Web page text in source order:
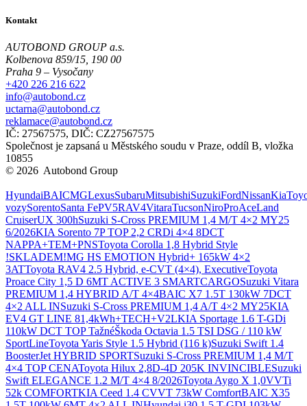
Kontakt
AUTOBOND GROUP a.s.
Kolbenova 859/15, 190 00
Praha 9 – Vysočany
+420 226 216 622
info@autobond.cz
uctarna@autobond.cz
reklamace@autobond.cz
IČ: 27567575, DIČ: CZ27567575
Společnost je zapsaná u Městského soudu v Praze, oddíl B, vložka
10855
© 2026 Autobond Group
HyundaiBAICMGLexusSubaruMitsubishiSuzukiFordNissanKia
vozySorentoSanta FePV5RAV4VitaraTucsonNiroProAceLand
CruiserUX 300hSuzuki S-Cross PREMIUM 1,4 M/T 4×2 MY25
6/2026KIA Sorento 7P TOP 2,2 CRDi 4×4 8DCT
NAPPA+TEM+PNSToyota Corolla 1,8 Hybrid Style
!SKLADEM!MG HS EMOTION Hybrid+ 165kW 4×2
3ATToyota RAV4 2.5 Hybrid, e-CVT (4×4), ExecutiveToyota
Proace City 1,5 D 6MT ACTIVE 3 SMARTCARGOSuzuki Vitara
PREMIUM 1,4 HYBRID A/T 4×4BAIC X7 1.5T 130kW 7DCT
4×2 ALL INSuzuki S-Cross PREMIUM 1,4 A/T 4×2 MY25KIA
EV4 GT LINE 81,4kWh+TECH+V2LKIA Sportage 1.6 T-GDi
110kW DCT TOP TažnéŠkoda Octavia 1.5 TSI DSG / 110 kW
SportLineToyota Yaris Style 1.5 Hybrid (116 k)Suzuki Swift 1.4
BoosterJet HYBRID SPORTSuzuki S-Cross PREMIUM 1,4 M/T
4×4 TOP CENAToyota Hilux 2,8D-4D 205K INVINCIBLESuzuki
Swift ELEGANCE 1.2 M/T 4×4 8/2026Toyota Aygo X 1,0VVTi
52k COMFORTKIA Ceed 1.4 CVVT 73kW ComfortBAIC X35